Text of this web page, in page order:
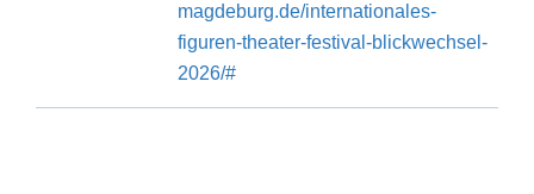
magdeburg.de/internationales-
figuren-theater-festival-blickwechsel-
2026/#